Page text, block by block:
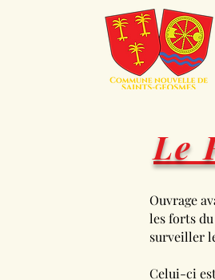
Le
Ouvrage
les forts
surveiller
Celui-ci